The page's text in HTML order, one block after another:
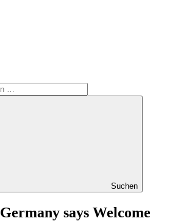
Suchen
Germany says Welcome